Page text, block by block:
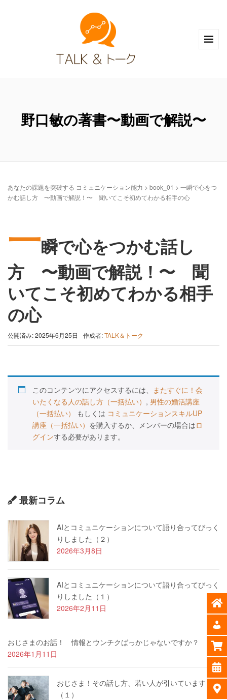
野口敏の著書〜動画で解説〜
あなたの課題を突破する コミュニケーション能力 > book_01 > 一瞬で心をつ
かむ話し方 〜動画で解説！〜 聞いてこそ初めてわかる相手の心
一瞬で心をつかむ話し
方 〜動画で解説！〜 聞
いてこそ初めてわかる相手
の心
公開済み: 2025年6月25日 作成者:TALK＆トーク
このコンテンツにアクセスするには、 またすぐに！会
いたくなる人の話し方（一括払い） , 男性の婚活講座
（一括払い）
もしくは コミュニケーションスキルUP
講座（一括払い） を購入するか、メンバーの場合はロ
グインする必要があります。
最新コラム
AIとコミュニケーションについて語り合ってびっく
りしました（２）
2026年3月8日
AIとコミュニケーションについて語り合ってびっく
りしました（１）
2026年2月11日
おじさまのお話！ 情報とウンチクばっかじゃないですか？
2026年1月11日
おじさま！その話し方、若い人が引いています
（１）